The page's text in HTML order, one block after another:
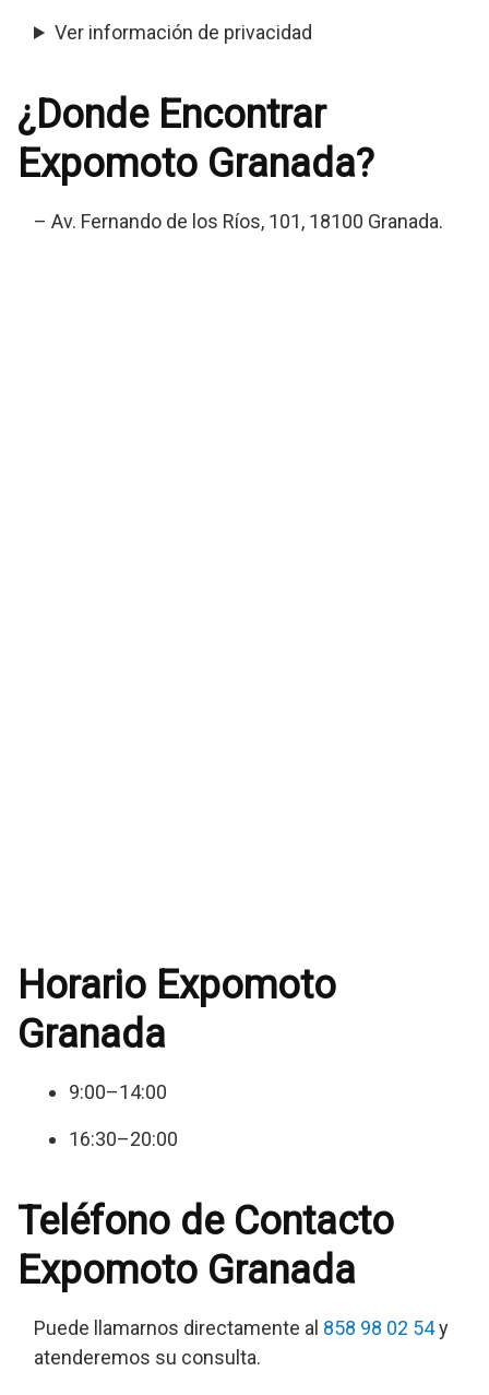
Ver información de privacidad
¿Donde Encontrar
Expomoto Granada?
– Av. Fernando de los Ríos, 101, 18100 Granada.
Horario Expomoto
Granada
9:00–14:00
16:30–20:00
Teléfono de Contacto
Expomoto Granada
Puede llamarnos directamente al 858 98 02 54y
atenderemos su consulta.